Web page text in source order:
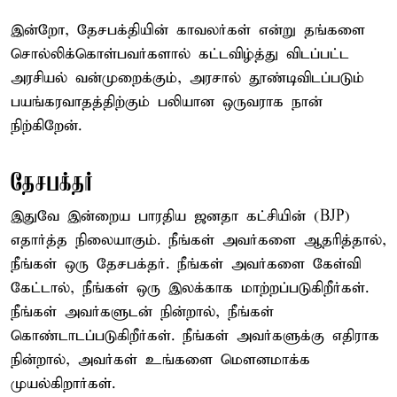
இன்றோ, தேசபக்தியின் காவலர்கள் என்று தங்களை
சொல்லிக்கொள்பவர்களால் கட்டவிழ்த்து விடப்பட்ட
அரசியல் வன்முறைக்கும், அரசால் தூண்டிவிடப்படும்
பயங்கரவாதத்திற்கும் பலியான ஒருவராக நான்
நிற்கிறேன்.
தேசபக்தர்
இதுவே இன்றைய பாரதிய ஜனதா கட்சியின் (BJP)
எதார்த்த நிலையாகும். நீங்கள் அவர்களை ஆதரித்தால்,
நீங்கள் ஒரு தேசபக்தர். நீங்கள் அவர்களை கேள்வி
கேட்டால், நீங்கள் ஒரு இலக்காக மாற்றப்படுகிறீர்கள்.
நீங்கள் அவர்களுடன் நின்றால், நீங்கள்
கொண்டாடப்படுகிறீர்கள். நீங்கள் அவர்களுக்கு எதிராக
நின்றால், அவர்கள் உங்களை மௌனமாக்க
முயல்கிறார்கள்.